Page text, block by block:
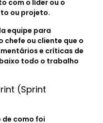
com o líder ou o
ou projeto.
equipe para
ou cliente que o
e críticas de
todo o trabalho
(Sprint
como foi